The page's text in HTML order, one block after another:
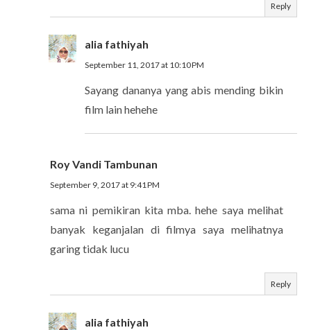
Reply
alia fathiyah
September 11, 2017 at 10:10 PM
Sayang dananya yang abis mending bikin
film lain hehehe
Roy Vandi Tambunan
September 9, 2017 at 9:41 PM
sama ni pemikiran kita mba. hehe saya melihat
banyak keganjalan di filmya saya melihatnya
garing tidak lucu
Reply
alia fathiyah